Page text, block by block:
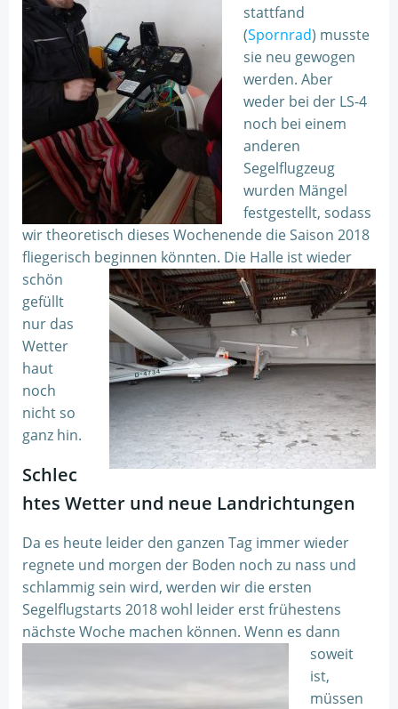
stattfand
(Spornrad) musste
sie neu gewogen
werden. Aber
weder bei der LS-4
noch bei einem
anderen
Segelflugzeug
wurden Mängel
festgestellt, sodass
wir theoretisch dieses Wochenende die Saison 2018
fliegerisch beginnen könnten. Die Halle ist wieder
schön
gefüllt
nur das
Wetter
haut
noch
nicht so
ganz hin.
Schlec
htes Wetter und neue Landrichtungen
Da es heute leider den ganzen Tag immer wieder
regnete und morgen der Boden noch zu nass und
schlammig sein wird, werden wir die ersten
Segelflugstarts 2018 wohl leider erst frühestens
nächste Woche machen können. Wenn es dann
soweit
ist,
müssen